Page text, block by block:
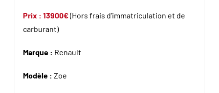
Prix : 13900€(Hors frais d’immatriculation et de
carburant)
Marque : Renault
Modèle : Zoe